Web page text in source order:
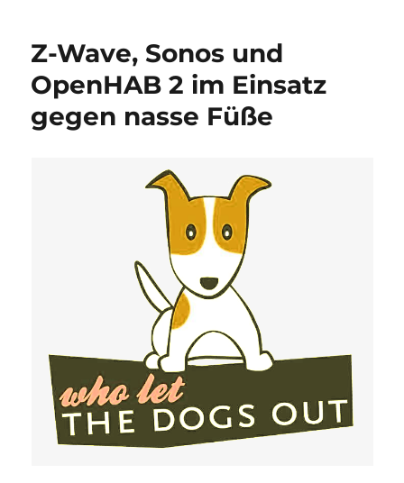
Z-Wave, Sonos und
OpenHAB 2 im Einsatz
gegen nasse Füße